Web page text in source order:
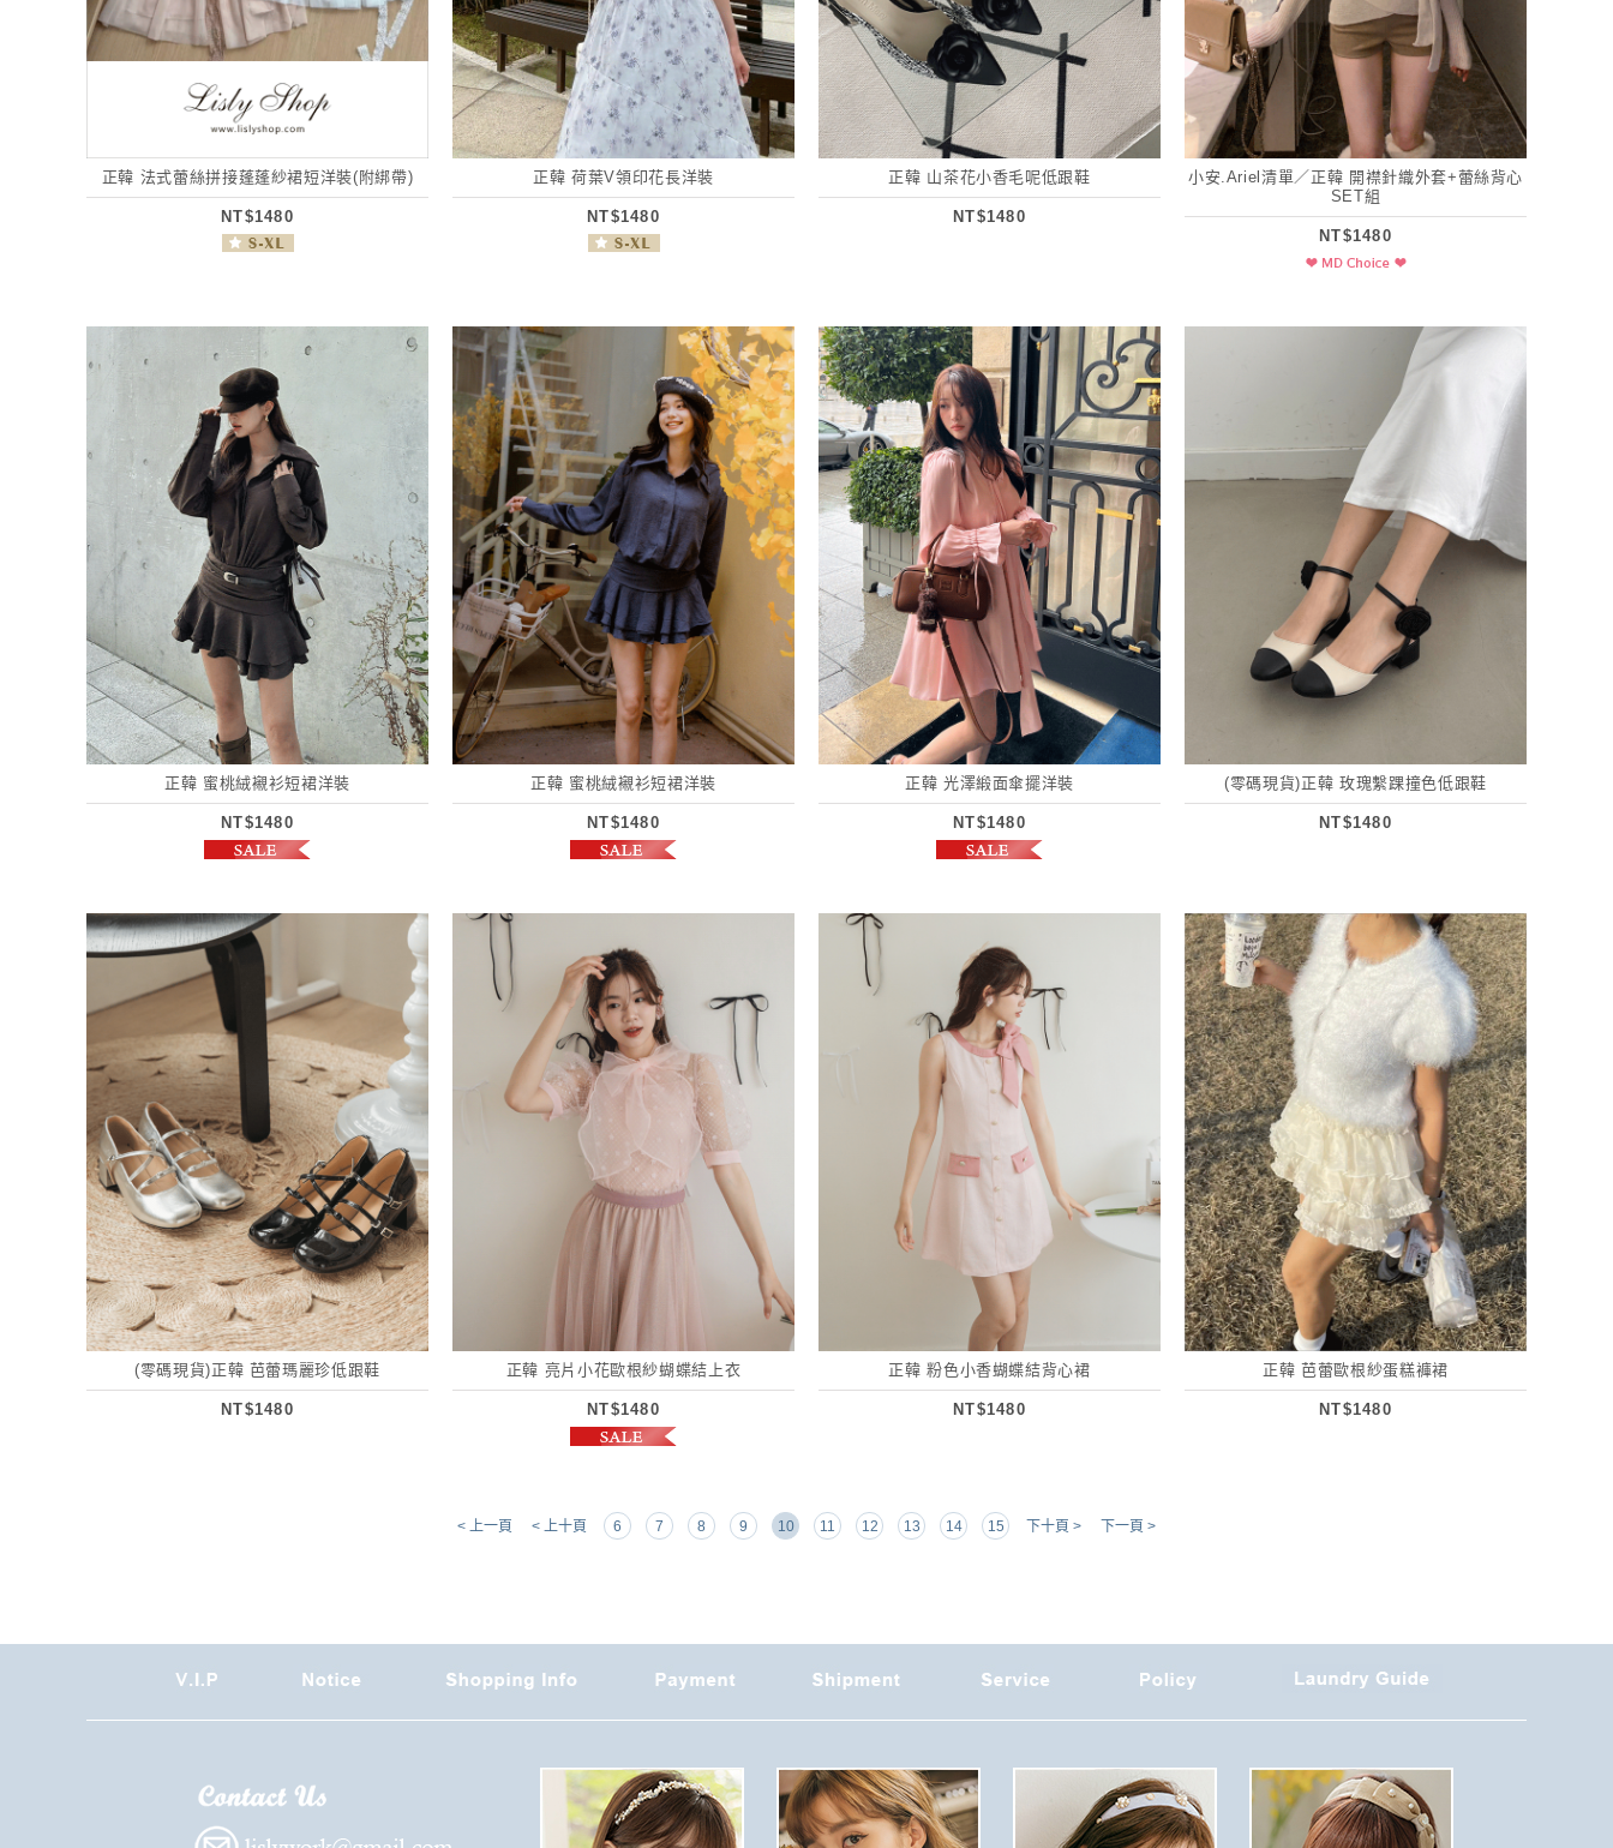
正韓 法式蕾絲拼接蓬蓬紗裙短洋裝(附綁帶)
NT$1480
正韓 荷葉V領印花長洋裝
NT$1480
正韓 山茶花小香毛呢低跟鞋
NT$1480
小安.Ariel清單／正韓 開襟針織外套+蕾絲背心
SET組
NT$1480
正韓 蜜桃絨襯衫短裙洋裝
NT$1480
正韓 蜜桃絨襯衫短裙洋裝
NT$1480
正韓 光澤緞面傘擺洋裝
NT$1480
(零碼現貨)正韓 玫瑰繫踝撞色低跟鞋
NT$1480
(零碼現貨)正韓 芭蕾瑪麗珍低跟鞋
NT$1480
正韓 亮片小花歐根紗蝴蝶結上衣
NT$1480
正韓 粉色小香蝴蝶結背心裙
NT$1480
正韓 芭蕾歐根紗蛋糕褲裙
NT$1480
< 上一頁 < 上十頁 6 7 8 9 10 11 12 13 14 15 下十頁 > 下一頁 >